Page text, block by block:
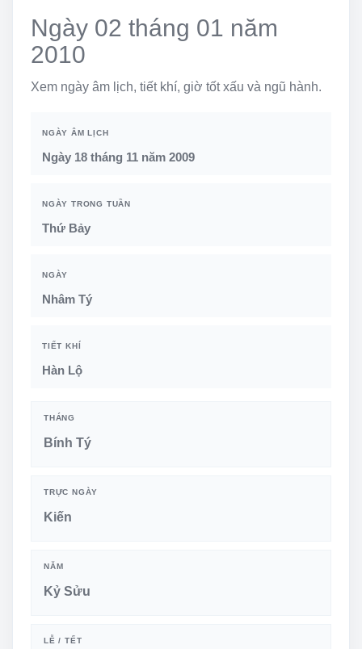
Ngày 02 tháng 01 năm
2010
Xem ngày âm lịch, tiết khí, giờ tốt xấu và ngũ hành.
NGÀY ÂM LỊCH
Ngày 18 tháng 11 năm 2009
NGÀY TRONG TUẦN
Thứ Bảy
NGÀY
Nhâm Tý
TIẾT KHÍ
Hàn Lộ
THÁNG
Bính Tý
TRỰC NGÀY
Kiến
NĂM
Kỷ Sửu
LỄ / TẾT